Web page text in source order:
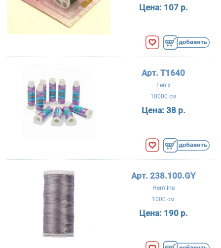
Цена: 107 р.
Арт. Т1640
Fenix
10000 см
Цена: 38 р.
Арт. 238.100.GY
Hemline
1000 см
Цена: 190 р.